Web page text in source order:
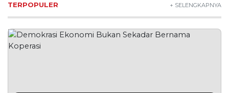
TERPOPULER + SELENGKAPNYA